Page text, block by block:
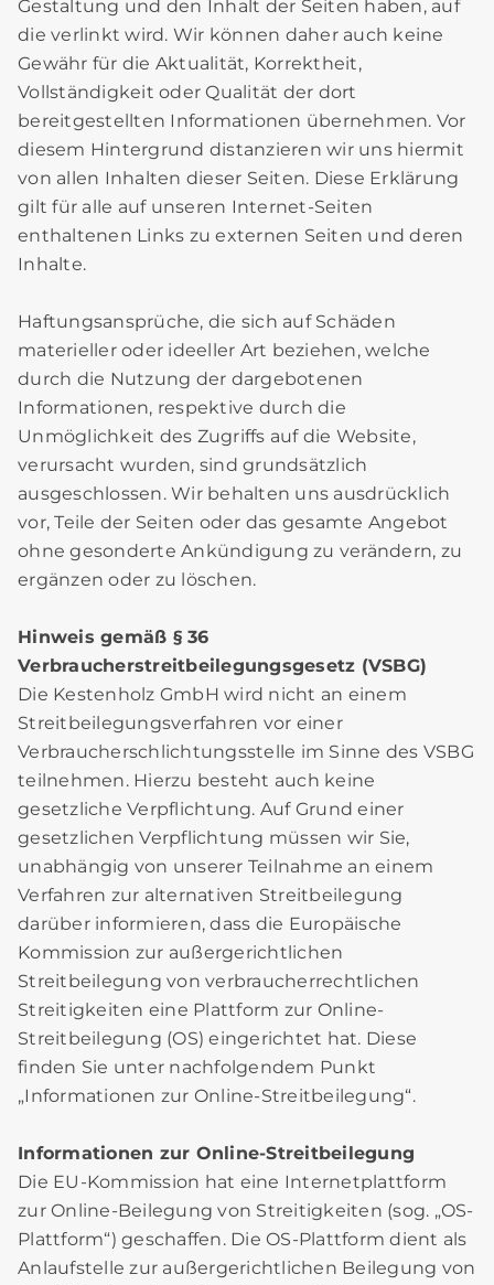
Gestaltung und den Inhalt der Seiten haben, auf
die verlinkt wird. Wir können daher auch keine
Gewähr für die Aktualität, Korrektheit,
Vollständigkeit oder Qualität der dort
bereitgestellten Informationen übernehmen. Vor
diesem Hintergrund distanzieren wir uns hiermit
von allen Inhalten dieser Seiten. Diese Erklärung
gilt für alle auf unseren Internet-Seiten
enthaltenen Links zu externen Seiten und deren
Inhalte.
Haftungsansprüche, die sich auf Schäden
materieller oder ideeller Art beziehen, welche
durch die Nutzung der dargebotenen
Informationen, respektive durch die
Unmöglichkeit des Zugriffs auf die Website,
verursacht wurden, sind grundsätzlich
ausgeschlossen. Wir behalten uns ausdrücklich
vor, Teile der Seiten oder das gesamte Angebot
ohne gesonderte Ankündigung zu verändern, zu
ergänzen oder zu löschen.
Hinweis gemäß § 36
Verbraucherstreitbeilegungsgesetz (VSBG)
Die Kestenholz GmbH wird nicht an einem
Streitbeilegungsverfahren vor einer
Verbraucherschlichtungsstelle im Sinne des VSBG
teilnehmen. Hierzu besteht auch keine
gesetzliche Verpflichtung. Auf Grund einer
gesetzlichen Verpflichtung müssen wir Sie,
unabhängig von unserer Teilnahme an einem
Verfahren zur alternativen Streitbeilegung
darüber informieren, dass die Europäische
Kommission zur außergerichtlichen
Streitbeilegung von verbraucherrechtlichen
Streitigkeiten eine Plattform zur Online-
Streitbeilegung (OS) eingerichtet hat. Diese
finden Sie unter nachfolgendem Punkt
„Informationen zur Online-Streitbeilegung“.
Informationen zur Online-Streitbeilegung
Die EU-Kommission hat eine Internetplattform
zur Online-Beilegung von Streitigkeiten (sog. „OS-
Plattform“) geschaffen. Die OS-Plattform dient als
Anlaufstelle zur außergerichtlichen Beilegung von